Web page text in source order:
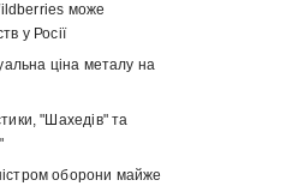
може
у Росії
ціна металу на
"Шахедів" та
оборони майже